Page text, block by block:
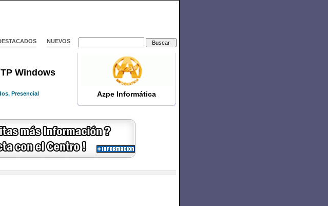
NUEVOS
Windows
Presencial Azpe Informática